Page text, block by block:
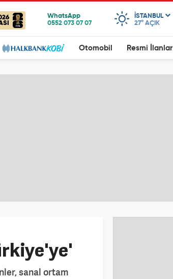
ISTANBUL
27° AÇIK
Otomobil Resmi İlanlar
sanal ortam